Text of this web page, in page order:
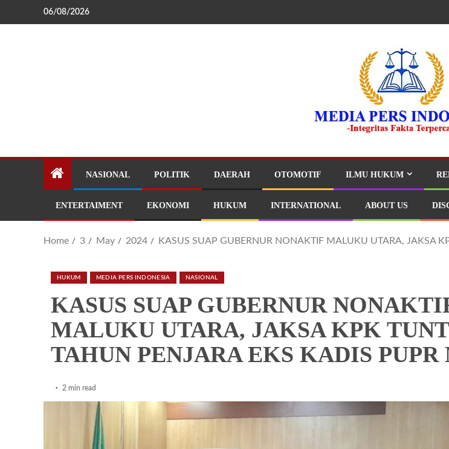
06/08/2026
NASIONAL POLITIK DAERAH OTOMOTIF ILMU HUKUM
ENTERTAIMENT EKONOMI HUKUM INTERNATIONAL ABOUT US
Home 3 May 2024 KASUS SUAP GUBERNUR NONAKTIF MALUKU UTARA, JAKSA
HUKUM MEDIA PERS INDONESIA NASIONAL
KASUS SUAP GUBERNUR
MALUKU UTARA, JAKSA KPK
TAHUN PENJARA EKS KADIS
2 min read